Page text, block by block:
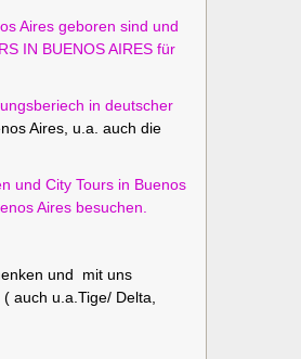
Aires geboren sind und
IN BUENOS AIRES für
in deutscher
Aires, u.a. auch die
und City Tours in Buenos
Aires besuchen.
und mit uns
auch u.a.Tige/ Delta,